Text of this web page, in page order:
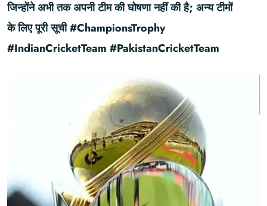
जिन्होंने अभी तक अपनी टीम की घोषणा नहीं की है; अन्य टीमों
के लिए पूरी सूची #ChampionsTrophy
#IndianCricketTeam #PakistanCricketTeam